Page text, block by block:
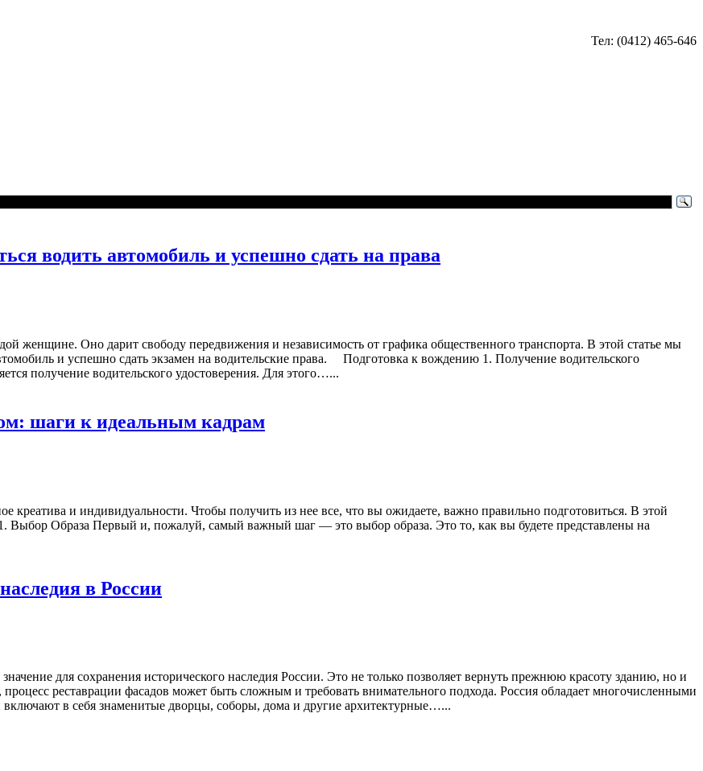
Тел: (0412) 465-646
водить автомобиль и успешно сдать на права
женщине. Оно дарит свободу передвижения и независимость от графика общественного транспорта. В этой статье мы
и успешно сдать экзамен на водительские права. Подготовка к вождению 1. Получение водительского
получение водительского удостоверения. Для этого…...
шаги к идеальным кадрам
креатива и индивидуальности. Чтобы получить из нее все, что вы ожидаете, важно правильно подготовиться. В этой
Выбор Образа Первый и, пожалуй, самый важный шаг — это выбор образа. Это то, как вы будете представлены на
в России
для сохранения исторического наследия России. Это не только позволяет вернуть прежнюю красоту зданию, но и
реставрации фасадов может быть сложным и требовать внимательного подхода. Россия обладает многочисленными
в себя знаменитые дворцы, соборы, дома и другие архитектурные…...